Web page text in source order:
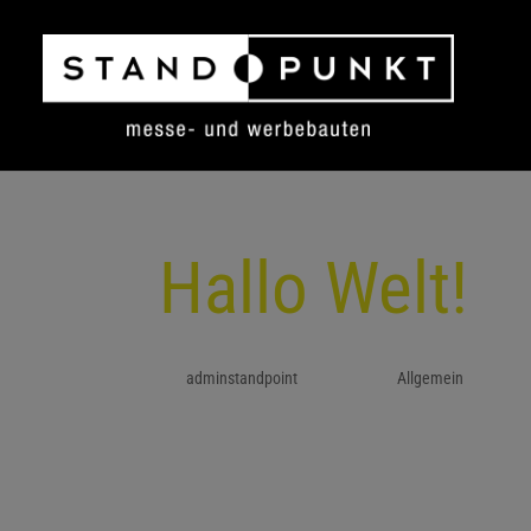
Hallo Welt!
adminstandpoint Allgemein